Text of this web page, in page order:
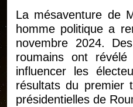
La mésaventure de
homme politique a
novembre 2024.
roumains ont
influencer les
résultats du premier
présidentielles de